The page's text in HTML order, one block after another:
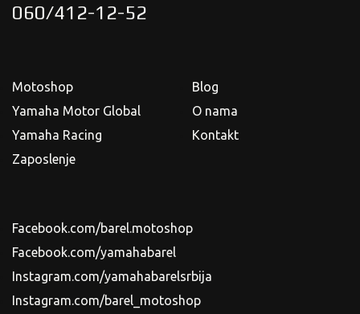
060/412-12-52
Motoshop
Yamaha Motor Global
Yamaha Racing
Zaposlenje
Blog
O nama
Kontakt
Facebook.com/barel.motoshop
Facebook.com/yamahabarel
Instagram.com/yamahabarelsrbija
Instagram.com/barel_motoshop